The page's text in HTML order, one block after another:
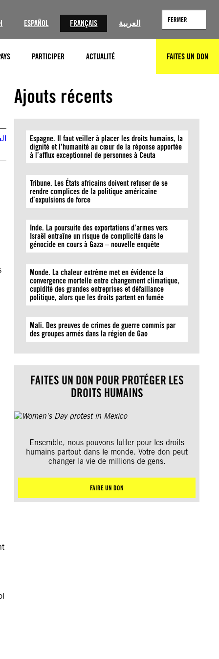
ESPAÑOL FRANÇAIS العربية FERMER
PARTICIPER ACTUALITÉ RECHERCHERFAITES UN DON
Ajouts récents
Espagne. Il faut veiller à placer les droits humains, la
dignité et l’humanité au cœur de la réponse apportée
à l’afflux exceptionnel de personnes à Ceuta
Tribune. Les États africains doivent refuser de se
rendre complices de la politique américaine
d’expulsions de force
Inde. La poursuite des exportations d’armes vers
Israël entraîne un risque de complicité dans le
génocide en cours à Gaza – nouvelle enquête
Monde. La chaleur extrême met en évidence la
convergence mortelle entre changement climatique,
cupidité des grandes entreprises et défaillance
politique, alors que les droits partent en fumée
Mali. Des preuves de crimes de guerre commis par
des groupes armés dans la région de Gao
FAITES UN DON POUR PROTÉGER LES
DROITS HUMAINS
Ensemble, nous pouvons lutter pour les droits
humains partout dans le monde. Votre don peut
changer la vie de millions de gens.
FAIRE UN DON